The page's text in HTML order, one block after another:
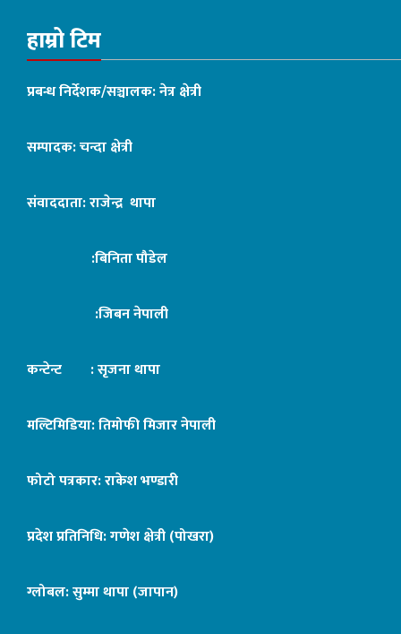
हाम्रो टिम
प्रबन्ध निर्देशक/सञ्चालक: नेत्र क्षेत्री
सम्पादक: चन्दा क्षेत्री
संवाददाता: राजेन्द्र थापा
:बिनिता पौडेल
:जिबन नेपाली
कन्टेन्ट : सृजना थापा
मल्टिमिडिया: तिमोफी मिजार नेपाली
फोटो पत्रकार: राकेश भण्डारी
प्रदेश प्रतिनिधि: गणेश क्षेत्री (पोखरा)
ग्लोबल: सुम्मा थापा (जापान)